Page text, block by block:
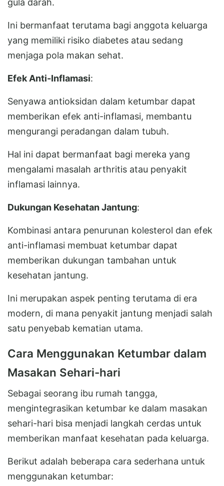
Ini bermanfaat terutama bagi anggota keluarga
yang memiliki risiko diabetes atau sedang
menjaga pola makan sehat.
Efek Anti-Inflamasi:
Senyawa antioksidan dalam ketumbar dapat
memberikan efek anti-inflamasi, membantu
mengurangi peradangan dalam tubuh.
Hal ini dapat bermanfaat bagi mereka yang
mengalami masalah arthritis atau penyakit
inflamasi lainnya.
Dukungan Kesehatan Jantung:
Kombinasi antara penurunan kolesterol dan efek
anti-inflamasi membuat ketumbar dapat
memberikan dukungan tambahan untuk
kesehatan jantung.
Ini merupakan aspek penting terutama di era
modern, di mana penyakit jantung menjadi salah
satu penyebab kematian utama.
Cara Menggunakan Ketumbar dalam
Masakan Sehari-hari
Sebagai seorang ibu rumah tangga,
mengintegrasikan ketumbar ke dalam masakan
sehari-hari bisa menjadi langkah cerdas untuk
memberikan manfaat kesehatan pada keluarga.
Berikut adalah beberapa cara sederhana untuk
menggunakan ketumbar: